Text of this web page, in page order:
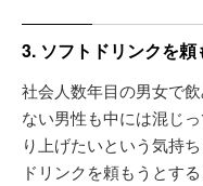
3. ソフトドリンクを
社会人数年目の男女で
ない男性も中には混じ
り上げたいという気持
ドリンクを頼もうとす